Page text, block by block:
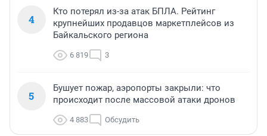
4
Кто потерял из-за атак БПЛА. Рейтинг
крупнейших продавцов маркетплейсов из
Байкальского региона
6 819 3
5
Бушует пожар, аэропорты закрыли: что
происходит после массовой атаки дронов
4 883 Обсудить